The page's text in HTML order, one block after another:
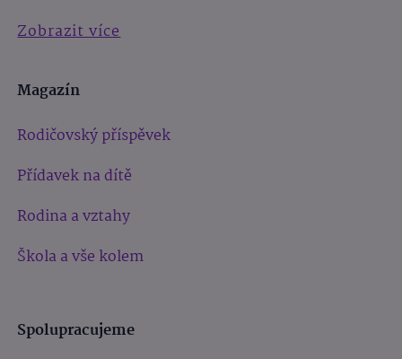
Zobrazit více
Magazín
Rodičovský příspěvek
Přídavek na dítě
Rodina a vztahy
Škola a vše kolem
Spolupracujeme